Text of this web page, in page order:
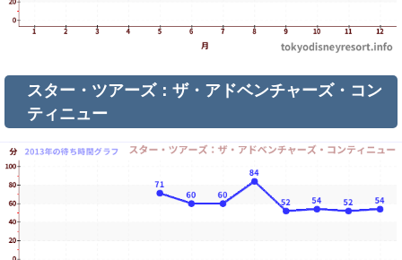
スター・ツアーズ：ザ・アドベンチャーズ・コン
ティニュー